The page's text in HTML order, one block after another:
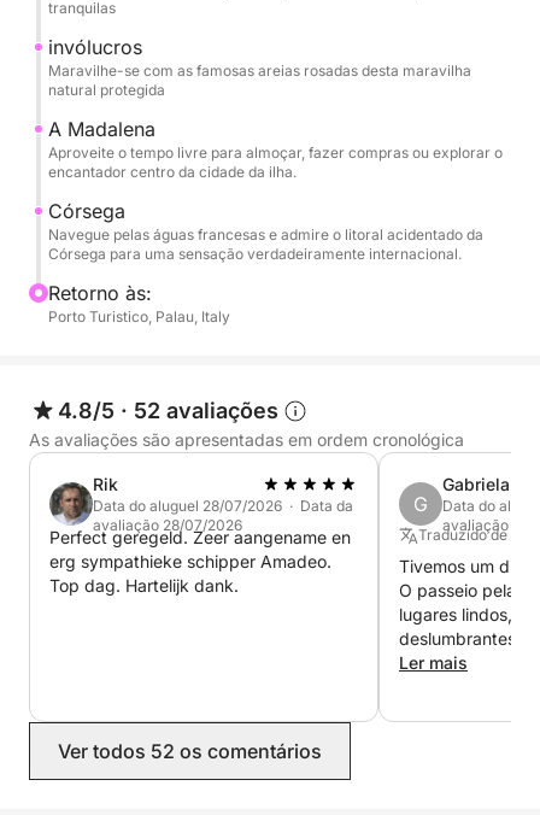
Ao meio-dia, atracamos em La Maddalena, onde
você terá tempo livre para explorar o encantador
tranquilo, compre artesanato local ou passeie pelas
ruas coloridas desta animada cidade insular. À
Spargi, perfeita para um último mergulho em suas
águas cristalinas e esmeraldas.
Mas a aventura não para por aí: atravessaremos as
pelo mar. Após um dia repleto de maravilhas,
retornaremos à marina de Palau.
tranquilas
invólucros
Maravilhe-se com as famosas areias rosadas desta maravilha
natural protegida
A Madalena
Aproveite o tempo livre para almoçar, fazer compras ou explorar o
encantador centro da cidade da ilha.
Córsega
Navegue pelas águas francesas e admire o litoral acidentado da
Córsega para uma sensação verdadeiramente internacional.
Retorno às:
Porto Turistico, Palau, Italy
4.8/5 · 52 avaliações
As avaliações são apresentadas em ordem cronológica
Rik
Data do aluguel 28/07/2026 · Data da
avaliação 28/07/2026
Perfect geregeld. Zeer aangename en
erg sympathieke schipper Amadeo.
Top dag. Hartelijk dank.
G
Gabriela
Data do
avaliação 26/
Traduzido de
Tivemos um dia
O passeio pelas
lugares lindos,
deslumbrantes.
foi um dos
Ler mais
Ver todos 52 os comentários